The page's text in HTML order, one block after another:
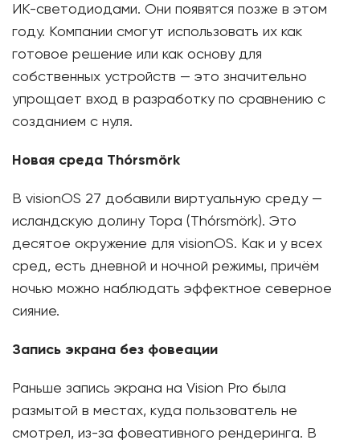
ИК-светодиодами. Они появятся позже в этом
году. Компании смогут использовать их как
готовое решение или как основу для
собственных устройств — это значительно
упрощает вход в разработку по сравнению с
созданием с нуля.
Новая среда Thórsmörk
В visionOS 27 добавили виртуальную среду —
исландскую долину Тора (Thórsmörk). Это
десятое окружение для visionOS. Как и у всех
сред, есть дневной и ночной режимы, причём
ночью можно наблюдать эффектное северное
сияние.
Запись экрана без фовеации
Раньше запись экрана на Vision Pro была
размытой в местах, куда пользователь не
смотрел, из-за фовеативного рендеринга. В